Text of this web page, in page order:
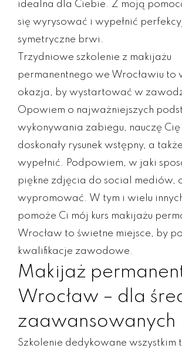
idealna dla Ciebie. Z moją
się wyrysować i wypełnić
symetryczne brwi.
Trzydniowe szkolenie z makijażu
permanentnego we Wrocławiu to
okazja, by wystartować w
Opowiem o najważniejszych
wykonywania zabiegu, nauczę
doskonały rysunek wstępny, a
wypełnić. Podpowiem, w jaki
piękne zdjęcia do social mediów,
wypromować. W tym i wielu
pomoże Ci mój kurs makijażu
Wrocław to świetne miejsce, by
kwalifikacje zawodowe.
Makijaż
Wrocław – dla
zaawansowanych
Szkolenie dedykowane wszystkim